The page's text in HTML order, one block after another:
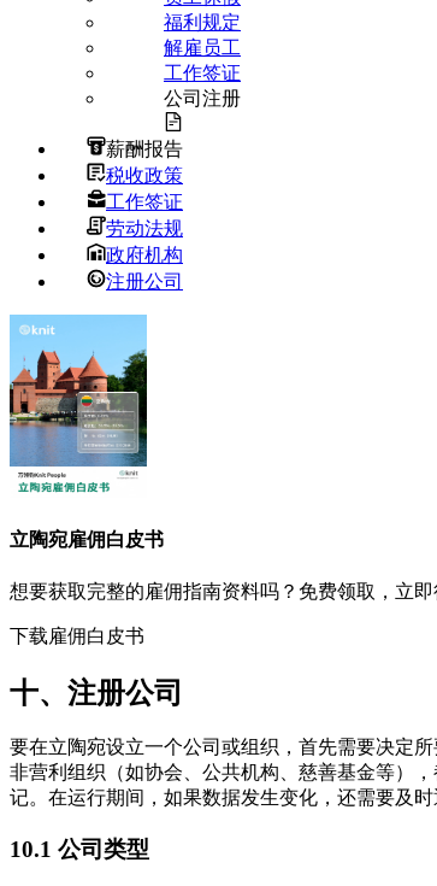
福利规定
解雇员工
工作签证
公司注册
薪酬报告
税收政策
工作签证
劳动法规
政府机构
注册公司
立陶宛雇佣白皮书
想要获取完整的雇佣指南资料吗？免费领取，立即
下载雇佣白皮书
十、注册公司
要在立陶宛设立一个公司或组织，首先需要决定
非营利组织（如协会、公共机构、慈善基金等）
记。在运行期间，如果数据发生变化，还需要及时
10.1 公司类型